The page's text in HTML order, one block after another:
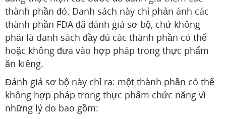
thành phần đó. Danh sách này chỉ phản ánh các
thành phần FDA đã đánh giá sơ bộ, chứ không
phải là danh sách đầy đủ các thành phần có thể
hoặc không đưa vào hợp pháp trong thực phẩm
ăn kiêng.
Đánh giá sơ bộ này chỉ ra: một thành phần có thể
không hợp pháp trong thực phẩm chức năng vì
những lý do bao gồm: